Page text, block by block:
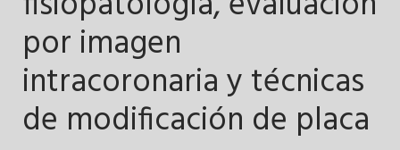
por imagen
intracoronaria y técnicas
de modificación de placa